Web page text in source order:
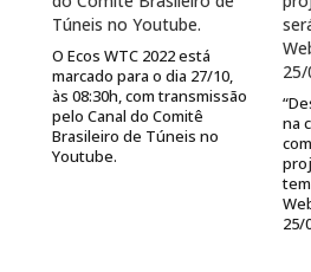
O Ecos WTC 2022 está
marcado para o dia 27/10,
às 08:30h, com transmissão
pelo Canal do Comitê
Brasileiro de Túneis no
Youtube.
na
25/